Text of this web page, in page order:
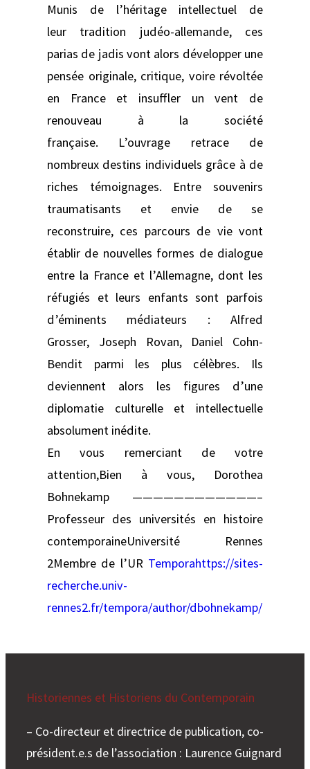
Munis de l’héritage intellectuel de
leur tradition judéo-allemande, ces
parias de jadis vont alors développer une
pensée originale, critique, voire révoltée
en France et insuffler un vent de
renouveau à la société
française. L’ouvrage retrace de
nombreux destins individuels grâce à de
riches témoignages. Entre souvenirs
traumatisants et envie de se
reconstruire, ces parcours de vie vont
établir de nouvelles formes de dialogue
entre la France et l’Allemagne, dont les
réfugiés et leurs enfants sont parfois
d’éminents médiateurs : Alfred
Grosser, Joseph Rovan, Daniel Cohn-
Bendit parmi les plus célèbres. Ils
deviennent alors les figures d’une
diplomatie culturelle et intellectuelle
absolument inédite.
En vous remerciant de votre
attention,Bien à vous, Dorothea
Bohnekamp ————————————–
Professeur des universités en histoire
contemporaineUniversité Rennes
2Membre de l’UR Temporahttps://sites-
recherche.univ-
rennes2.fr/tempora/author/dbohnekamp/
Historiennes et Historiens du Contemporain
– Co-directeur et directrice de publication, co-
président.e.s de l’association : Laurence Guignard